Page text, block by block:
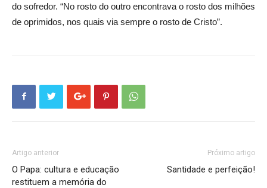
do sofredor. “No rosto do outro encontrava o rosto dos milhões
de oprimidos, nos quais via sempre o rosto de Cristo”.
Artigo anterior
O Papa: cultura e educação
restituem a memória do
Próximo artigo
Santidade e perfeição!